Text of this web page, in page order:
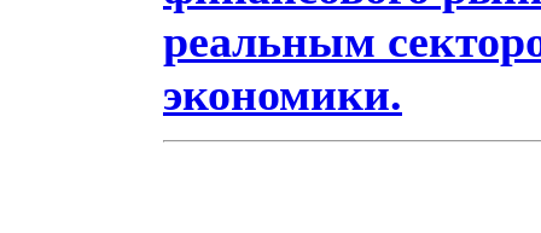
реальным
экономики.